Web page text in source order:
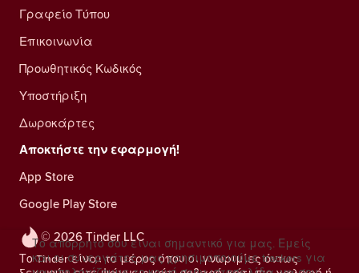
© 2026 Tinder LLC
Το Tinder είναι το μέρος όπου οι γνωριμίες όντως
Γραφείο Τύπου
Επικοινωνία
Προωθητικός Κωδικός
Υποστήριξη
Δωροκάρτες
Αποκτήστε την εφαρμογή!
App Store
Google Play Store
Το απόρρητό σου είναι σημαντικό για μας. Εμείς
και οι συνεργάτες μας χρησιμοποιούμε trackers για